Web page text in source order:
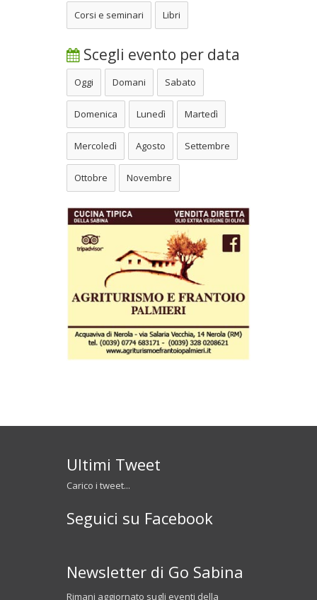
Corsi e seminari Libri
Scegli evento per data
Oggi Domani Sabato
Domenica Lunedì Martedì
Mercoledì Agosto Settembre
Ottobre Novembre
Ultimi Tweet
Carico i tweet...
Seguici su Facebook
Newsletter di Go Sabina
Rimani aggiornato sugli eventi della